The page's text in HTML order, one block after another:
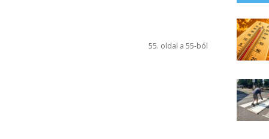
55. oldal a 55-ból